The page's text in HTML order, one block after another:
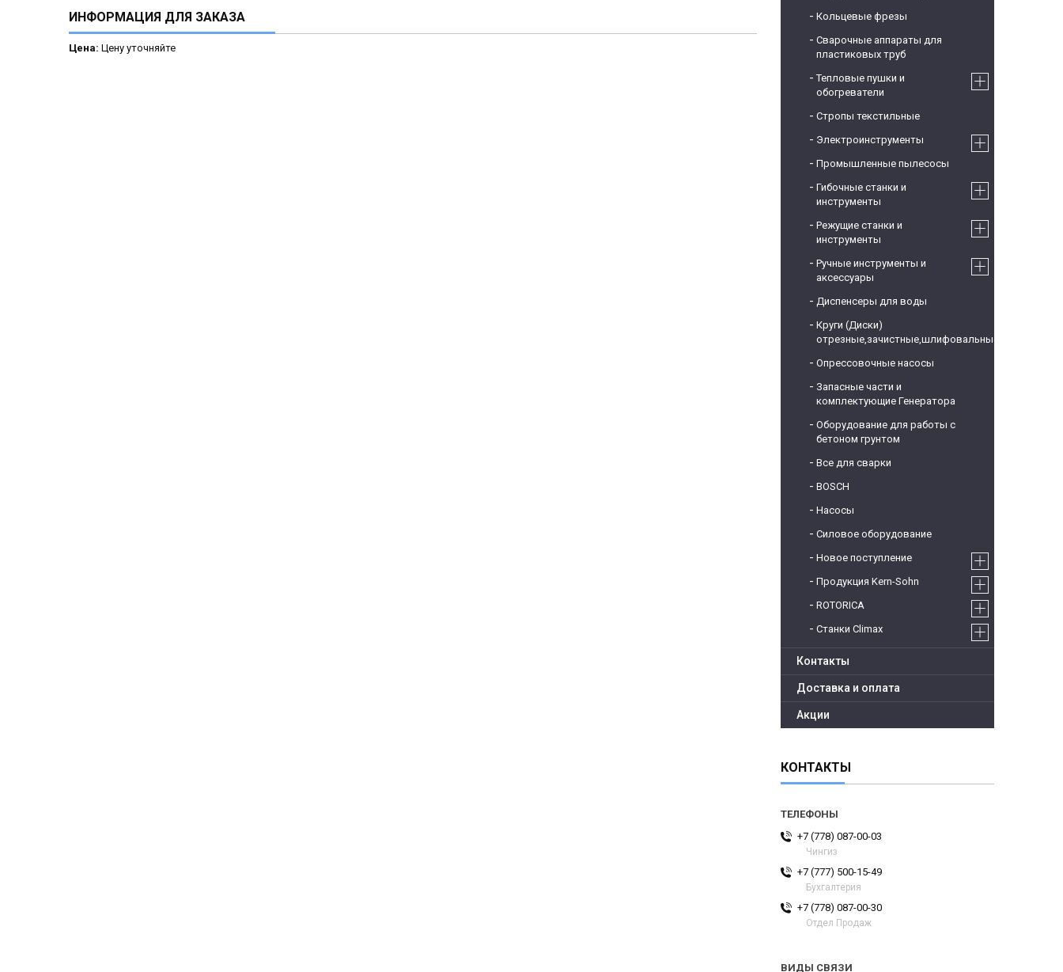
ИНФОРМАЦИЯ ДЛЯ ЗАКАЗА
Цена: Цену уточняйте
Кольцевые фрезы
Сварочные аппараты для
пластиковых труб
Тепловые пушки и
обогреватели
Стропы текстильные
Электроинструменты
Промышленные пылесосы
Гибочные станки и
инструменты
Режущие станки и
инструменты
Ручные инструменты и
аксессуары
Диспенсеры для воды
Круги (Диски)
отрезные,зачистные,шлифовальные
Опрессовочные насосы
Запасные части и
комплектующие Генератора
Оборудование для работы с
бетоном грунтом
Все для сварки
BOSCH
Насосы
Силовое оборудование
Новое поступление
Продукция Kern-Sohn
ROTORICA
Станки Climax
Контакты
Доставка и оплата
Акции
КОНТАКТЫ
+7 (778) 087-00-03
Чингиз
+7 (777) 500-15-49
Бухгалтерия
+7 (778) 087-00-30
Отдел Продаж